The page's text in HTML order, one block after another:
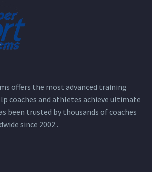
offers the most advanced training
coaches and athletes achieve ultimate
been trusted by thousands of coaches
since 2002 .